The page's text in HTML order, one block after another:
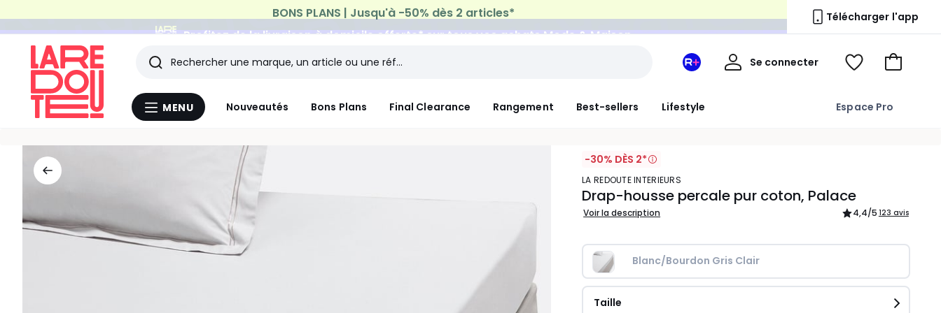
Profitez de la livraison à domicile offerte*sur tous vos achats Mode & Maison Télécharger l'app
Menu
MENU Nouveautés Bons Plans Final Clearance Rangement Best-sellers Lifestyle Espace Pro
Rechercher
Les
derniers
consultés
Mon
Redoute
Se connecter
Mon
Voir
Aller
-30% DÈS 2*
LA REDOUTE INTERIEURS
Drap-housse percale pur coton, Palace
Voir la description 4,4/5 123 avis
Blanc/Bourdon Gris Clair
Taille